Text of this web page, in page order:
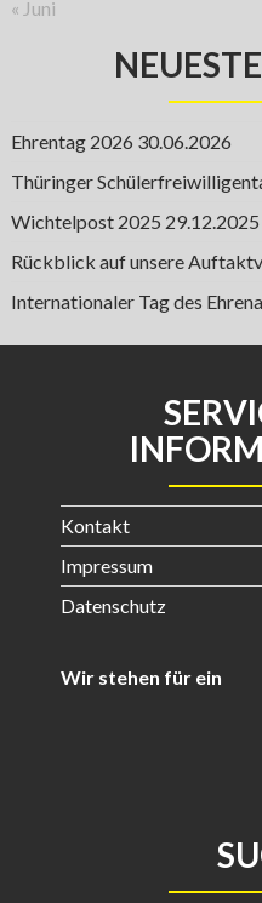
« Juni
Ehrentag 2026 30.06.2026
Thüringer
Wichtelpost 2025 29.12.2025
Rückblick auf unsere
Internationaler Tag des
Kontakt
Impressum
Datenschutz
Wir stehen für ein